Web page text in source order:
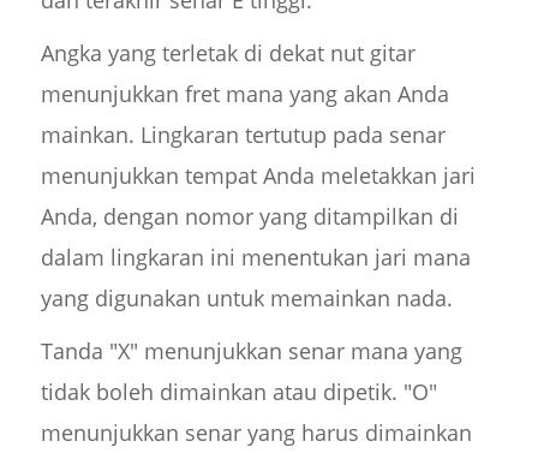
Angka yang terletak di dekat nut gitar
menunjukkan fret mana yang akan Anda
mainkan. Lingkaran tertutup pada senar
menunjukkan tempat Anda meletakkan jari
Anda, dengan nomor yang ditampilkan di
dalam lingkaran ini menentukan jari mana
yang digunakan untuk memainkan nada.
Tanda "X" menunjukkan senar mana yang
tidak boleh dimainkan atau dipetik. "O"
menunjukkan senar yang harus dimainkan